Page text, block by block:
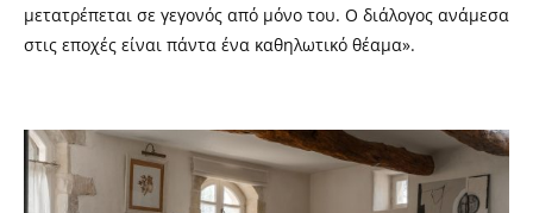
μετατρέπεται σε γεγονός από μόνο του. Ο διάλογος ανάμεσα
στις εποχές είναι πάντα ένα καθηλωτικό θέαμα».